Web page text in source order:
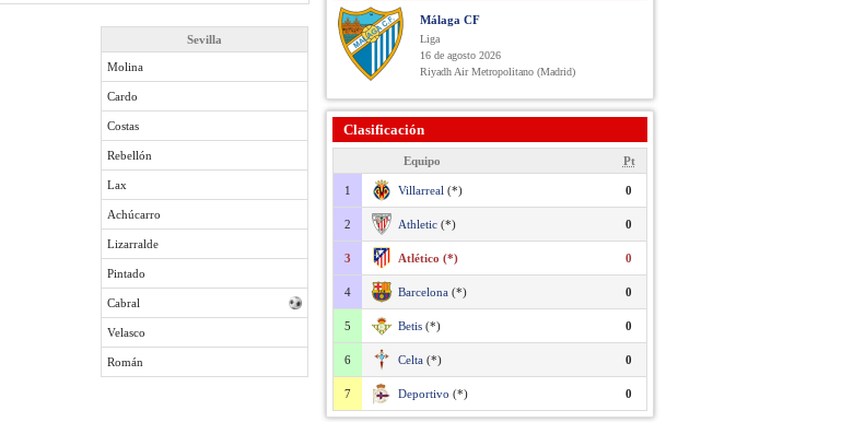
Sevilla
Molina
Cardo
Costas
Rebellón
Lax
Achúcarro
Lizarralde
Pintado
Cabral
Velasco
Román
Málaga CF
Liga
16 de agosto 2026
Riyadh Air Metropolitano (Madrid)
Clasificación
Equipo Pt
1 Villarreal (*) 0
2 Athletic (*) 0
3 Atlético (*) 0
4 Barcelona (*) 0
5 Betis (*) 0
6 Celta (*) 0
7 Deportivo (*) 0